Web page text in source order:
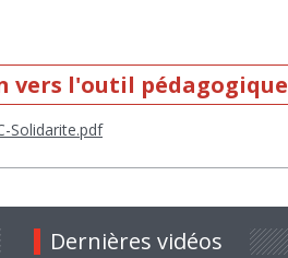
vers l'outil pédagogique
Solidarite.pdf
Dernières vidéos